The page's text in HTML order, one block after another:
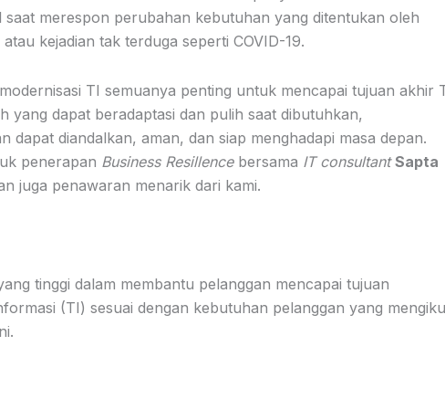
merespon perubahan kebutuhan yang ditentukan oleh
kejadian tak terduga seperti COVID-19.
TI semuanya penting untuk mencapai tujuan akhir
dapat beradaptasi dan pulih saat dibutuhkan,
dapat diandalkan, aman, dan siap menghadapi masa depan.
penerapan Business Resillencebersama IT consultantSapta
juga penawaran menarik dari kami.
tinggi dalam membantu pelanggan mencapai tujuan
(TI) sesuai dengan kebutuhan pelanggan yang